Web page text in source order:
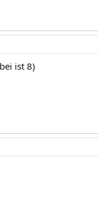
ist 8)